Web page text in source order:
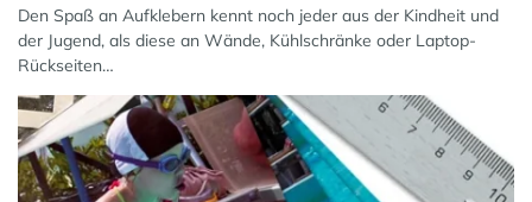
Den Spaß an Aufklebern kennt noch jeder aus der Kindheit und
der Jugend, als diese an Wände, Kühlschränke oder Laptop-
Rückseiten…